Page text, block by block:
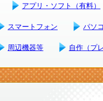
アプリ・ソフト（有料）
スマートフォン パソ
周辺機器等 自作（プ